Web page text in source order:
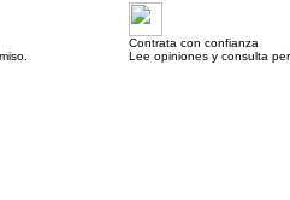
Contrata con confianza
Lee opiniones y consulta